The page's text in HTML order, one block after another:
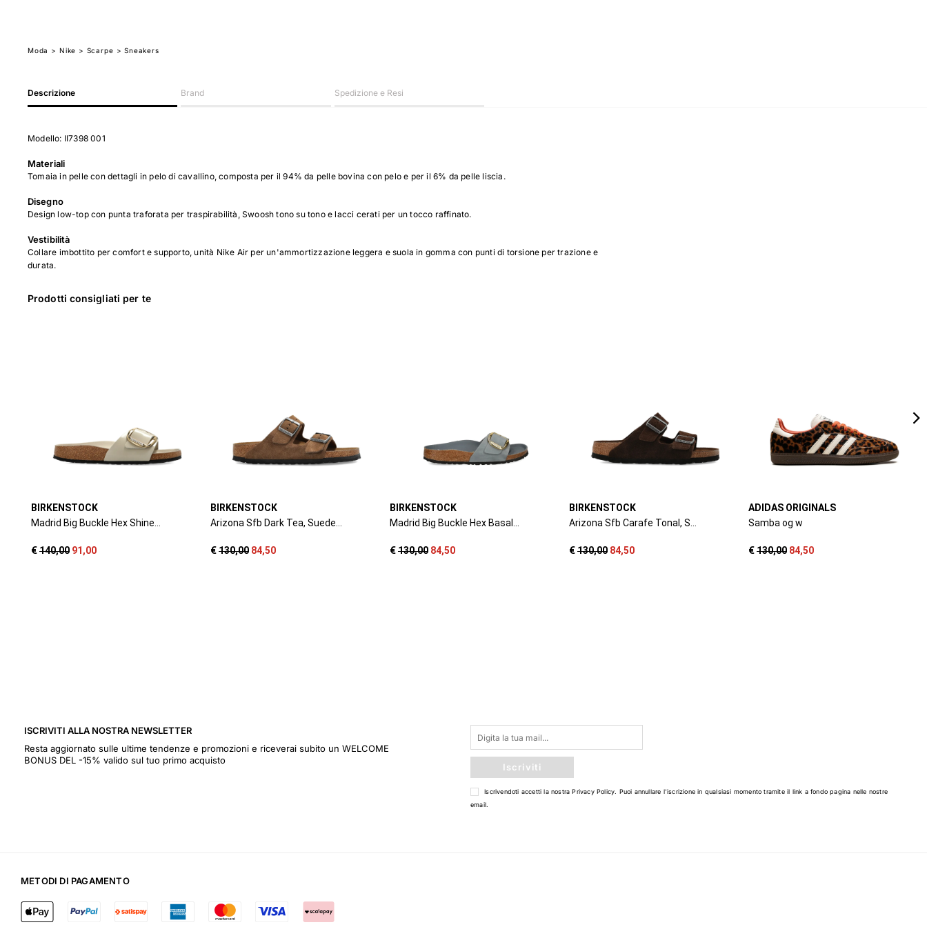
Moda > Nike > Scarpe > Sneakers
Descrizione Brand Spedizione e Resi
Modello: II7398 001
Materiali
Tomaia in pelle con dettagli in pelo di cavallino, composta per il 94% da pelle bovina con pelo e per il 6% da pelle liscia.
Disegno
Design low-top con punta traforata per traspirabilità, Swoosh tono su tono e lacci cerati per un tocco raffinato.
Vestibilità
Collare imbottito per comfort e supporto, unità Nike Air per un'ammortizzazione leggera e suola in gomma con punti di torsione per trazione e
durata.
Prodotti consigliati per te
ISCRIVITI ALLA NOSTRA NEWSLETTER
Resta aggiornato sulle ultime tendenze e promozioni e riceverai subito un WELCOME
BONUS DEL -15% valido sul tuo primo acquisto
Iscriviti
Iscrivendoti accetti la nostraPrivacy Policy. Puoi annullare l'iscrizione in qualsiasi momento tramite il link a fondo pagina nelle nostre
email.
METODI DI PAGAMENTO